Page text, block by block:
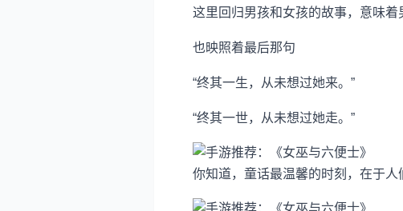
这里回归男孩和女孩的故事，意味着
也映照着最后那句
“终其一生，从未想过她来。”
“终其一世，从未想过她走。”
你知道，童话最温馨的时刻，在于人